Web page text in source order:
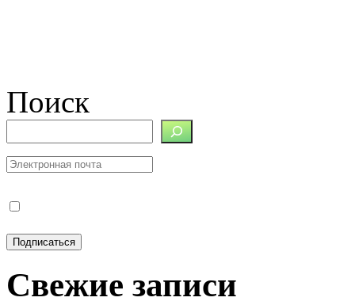
Поиск
Свежие записи